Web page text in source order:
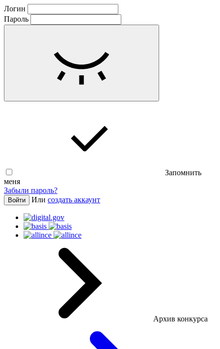
Логин
Пароль
Запомнить
меня
Забыли пароль?
Войти Или создать аккаунт
Архив конкурса